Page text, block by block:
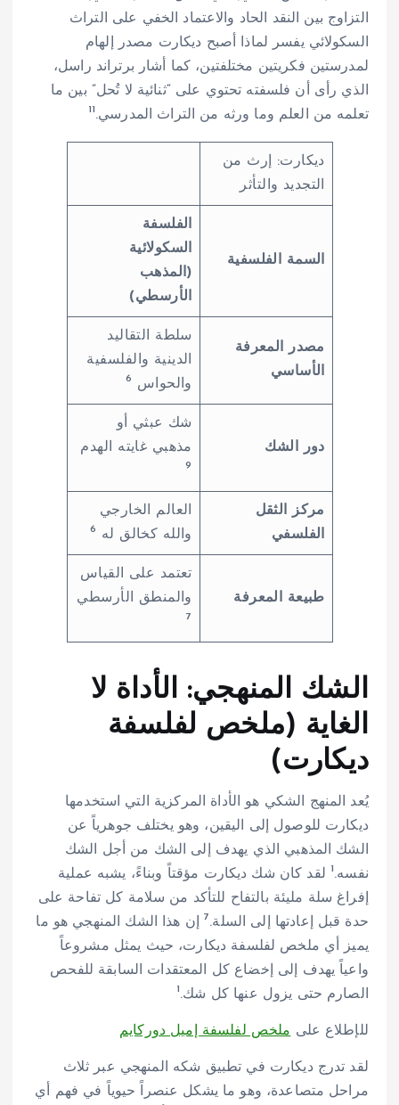
التزاوج بين النقد الحاد والاعتماد الخفي على التراث
السكولائي يفسر لماذا أصبح ديكارت مصدر إلهام
لمدرستين فكريتين مختلفتين، كما أشار برتراند راسل،
الذي رأى أن فلسفته تحتوي على “ثنائية لا تُحل” بين ما
تعلمه من العلم وما ورثه من التراث المدرسي.11
ديكارت: إرث من
التجديد والتأثر
السمة الفلسفية
الفلسفة
السكولائية
(المذهب
الأرسطي)
مصدر المعرفة
الأساسي
سلطة التقاليد
الدينية والفلسفية
والحواس
6
دور الشك
شك عبثي أو
مذهبي غايته الهدم
9
مركز الثقل
الفلسفي
العالم الخارجي
والله كخالق له
6
طبيعة المعرفة
تعتمد على القياس
والمنطق الأرسطي
7
الشك المنهجي: الأداة لا
الغاية (ملخص لفلسفة
ديكارت)
يُعد المنهج الشكي هو الأداة المركزية التي استخدمها
ديكارت للوصول إلى اليقين، وهو يختلف جوهرياً عن
الشك المذهبي الذي يهدف إلى الشك من أجل الشك
نفسه.1 لقد كان شك ديكارت مؤقتاً وبناءً، يشبه عملية
إفراغ سلة مليئة بالتفاح للتأكد من سلامة كل تفاحة على
حدة قبل إعادتها إلى السلة.7إن هذا الشك المنهجي هو ما
يميز أي ملخص لفلسفة ديكارت، حيث يمثل مشروعاً
واعياً يهدف إلى إخضاع كل المعتقدات السابقة للفحص
الصارم حتى يزول عنها كل شك.1
للإطلاع على ملخص لفلسفة إميل دوركايم
لقد تدرج ديكارت في تطبيق شكه المنهجي عبر ثلاث
مراحل متصاعدة، وهو ما يشكل عنصراً حيوياً في فهم أي